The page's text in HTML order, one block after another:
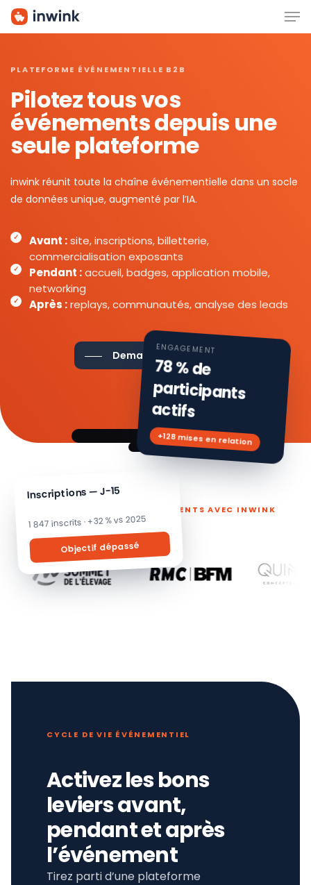
Skip
PLATEFORME ÉVÉNEMENTIELLE B2B
Pilotez tous vos
événements depuis une
seule plateforme
inwink réunit toute la chaîne événementielle dans un socle
de données unique, augmenté par l’IA.
Avant :site, inscriptions, billetterie,
commercialisation exposants
Pendant :accueil, badges, application mobile,
networking
Après :replays, communautés, analyse des leads
Demander une démo
Inscriptions — J-15
1 847 inscrits · +32 % vs 2025
Objectif dépassé
ENGAGEMENT
78 % de
participants
actifs
+128 mises en relation
ILS PILOTENT LEURS ÉVÉNEMENTS AVEC INWINK
CYCLE DE VIE ÉVÉNEMENTIEL
Activez les bons
leviers avant,
pendant et après
l’événement
Tirez parti d’une plateforme